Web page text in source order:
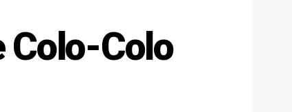
Colo-Colo